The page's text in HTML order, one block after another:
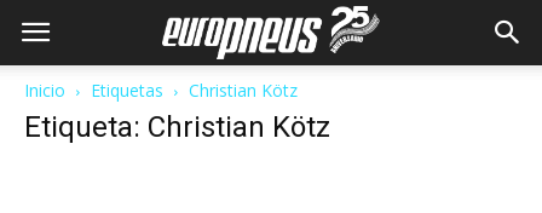
Inicio Etiquetas Christian Kötz
Etiqueta: Christian Kötz